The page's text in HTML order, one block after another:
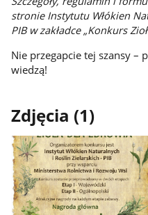
stronie Instytutu Włókien
PIB w zakładce „Konkurs
Nie przegapcie tej szansy –
wiedzą!
Zdjęcia (1)